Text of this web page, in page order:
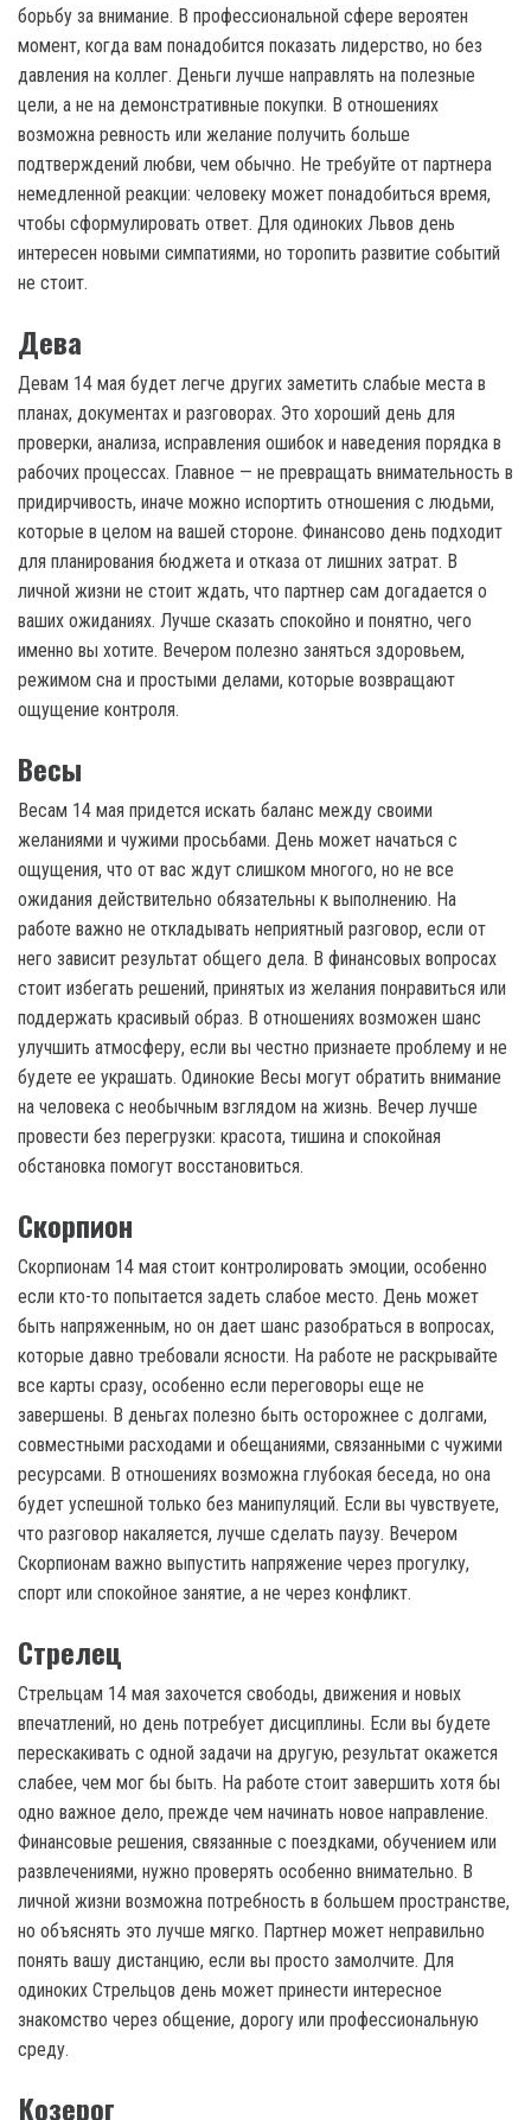
борьбу за внимание. В профессиональной сфере вероятен
момент, когда вам понадобится показать лидерство, но без
давления на коллег. Деньги лучше направлять на полезные
цели, а не на демонстративные покупки. В отношениях
возможна ревность или желание получить больше
подтверждений любви, чем обычно. Не требуйте от партнера
немедленной реакции: человеку может понадобиться время,
чтобы сформулировать ответ. Для одиноких Львов день
интересен новыми симпатиями, но торопить развитие событий
не стоит.
Дева
Девам 14 мая будет легче других заметить слабые места в
планах, документах и разговорах. Это хороший день для
проверки, анализа, исправления ошибок и наведения порядка в
рабочих процессах. Главное — не превращать внимательность в
придирчивость, иначе можно испортить отношения с людьми,
которые в целом на вашей стороне. Финансово день подходит
для планирования бюджета и отказа от лишних затрат. В
личной жизни не стоит ждать, что партнер сам догадается о
ваших ожиданиях. Лучше сказать спокойно и понятно, чего
именно вы хотите. Вечером полезно заняться здоровьем,
режимом сна и простыми делами, которые возвращают
ощущение контроля.
Весы
Весам 14 мая придется искать баланс между своими
желаниями и чужими просьбами. День может начаться с
ощущения, что от вас ждут слишком многого, но не все
ожидания действительно обязательны к выполнению. На
работе важно не откладывать неприятный разговор, если от
него зависит результат общего дела. В финансовых вопросах
стоит избегать решений, принятых из желания понравиться или
поддержать красивый образ. В отношениях возможен шанс
улучшить атмосферу, если вы честно признаете проблему и не
будете ее украшать. Одинокие Весы могут обратить внимание
на человека с необычным взглядом на жизнь. Вечер лучше
провести без перегрузки: красота, тишина и спокойная
обстановка помогут восстановиться.
Скорпион
Скорпионам 14 мая стоит контролировать эмоции, особенно
если кто-то попытается задеть слабое место. День может
быть напряженным, но он дает шанс разобраться в вопросах,
которые давно требовали ясности. На работе не раскрывайте
все карты сразу, особенно если переговоры еще не
завершены. В деньгах полезно быть осторожнее с долгами,
совместными расходами и обещаниями, связанными с чужими
ресурсами. В отношениях возможна глубокая беседа, но она
будет успешной только без манипуляций. Если вы чувствуете,
что разговор накаляется, лучше сделать паузу. Вечером
Скорпионам важно выпустить напряжение через прогулку,
спорт или спокойное занятие, а не через конфликт.
Стрелец
Стрельцам 14 мая захочется свободы, движения и новых
впечатлений, но день потребует дисциплины. Если вы будете
перескакивать с одной задачи на другую, результат окажется
слабее, чем мог бы быть. На работе стоит завершить хотя бы
одно важное дело, прежде чем начинать новое направление.
Финансовые решения, связанные с поездками, обучением или
развлечениями, нужно проверять особенно внимательно. В
личной жизни возможна потребность в большем пространстве,
но объяснять это лучше мягко. Партнер может неправильно
понять вашу дистанцию, если вы просто замолчите. Для
одиноких Стрельцов день может принести интересное
знакомство через общение, дорогу или профессиональную
среду.
Козерог